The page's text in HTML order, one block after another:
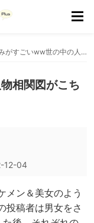
分かりみがすごいww世の中の人物相関図がこちらw
相関図がこち
12-04
メン＆美女のよう
投稿者は男女をさ